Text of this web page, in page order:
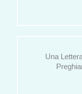
Una